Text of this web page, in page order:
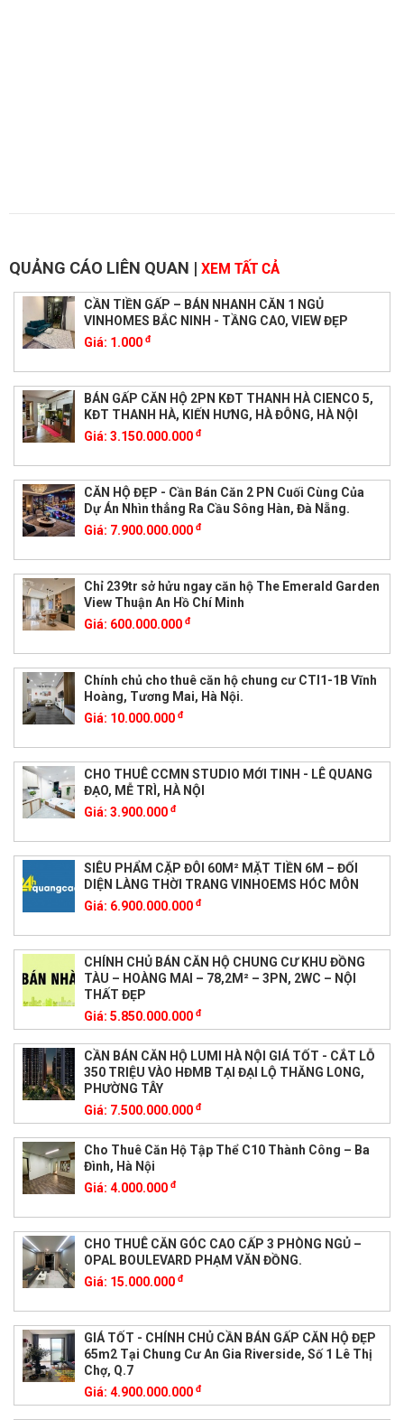
QUẢNG CÁO LIÊN QUAN | XEM TẤT CẢ
CẦN TIỀN GẤP – BÁN NHANH CĂN 1 NGỦ
VINHOMES BẮC NINH - TẦNG CAO, VIEW ĐẸP
Giá: 1.000 đ
BÁN GẤP CĂN HỘ 2PN KĐT THANH HÀ CIENCO 5,
KĐT THANH HÀ, KIẾN HƯNG, HÀ ĐÔNG, HÀ NỘI
Giá: 3.150.000.000 đ
CĂN HỘ ĐẸP - Cần Bán Căn 2 PN Cuối Cùng Của
Dự Án Nhìn thẳng Ra Cầu Sông Hàn, Đà Nẵng.
Giá: 7.900.000.000 đ
Chỉ 239tr sở hửu ngay căn hộ The Emerald Garden
View Thuận An Hồ Chí Minh
Giá: 600.000.000 đ
Chính chủ cho thuê căn hộ chung cư CTI1-1B Vĩnh
Hoàng, Tương Mai, Hà Nội.
Giá: 10.000.000 đ
CHO THUÊ CCMN STUDIO MỚI TINH - LÊ QUANG
ĐẠO, MỄ TRÌ, HÀ NỘI
Giá: 3.900.000 đ
SIÊU PHẨM CẶP ĐÔI 60M² MẶT TIỀN 6M – ĐỐI
DIỆN LÀNG THỜI TRANG VINHOEMS HÓC MÔN
Giá: 6.900.000.000 đ
CHÍNH CHỦ BÁN CĂN HỘ CHUNG CƯ KHU ĐỒNG
TÀU – HOÀNG MAI – 78,2M² – 3PN, 2WC – NỘI
THẤT ĐẸP
Giá: 5.850.000.000 đ
CẦN BÁN CĂN HỘ LUMI HÀ NỘI GIÁ TỐT - CẮT LỖ
350 TRIỆU VÀO HĐMB TẠI ĐẠI LỘ THĂNG LONG,
PHƯỜNG TÂY
Giá: 7.500.000.000 đ
Cho Thuê Căn Hộ Tập Thể C10 Thành Công – Ba
Đình, Hà Nội
Giá: 4.000.000 đ
CHO THUÊ CĂN GÓC CAO CẤP 3 PHÒNG NGỦ –
OPAL BOULEVARD PHẠM VĂN ĐỒNG.
Giá: 15.000.000 đ
GIÁ TỐT - CHÍNH CHỦ CẦN BÁN GẤP CĂN HỘ ĐẸP
65m2 Tại Chung Cư An Gia Riverside, Số 1 Lê Thị
Chợ, Q.7
Giá: 4.900.000.000 đ